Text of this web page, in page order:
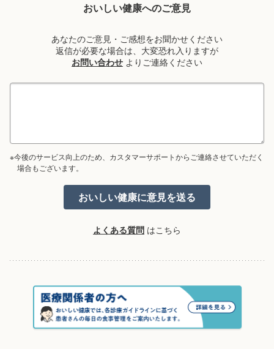
おいしい健康へのご意見
あなたのご意見・ご感想をお聞かせください
返信が必要な場合は、大変恐れ入りますが
お問い合わせ よりご連絡ください
※今後のサービス向上のため、カスタマーサポートからご連絡させていただく
場合もございます。
よくある質問 はこちら